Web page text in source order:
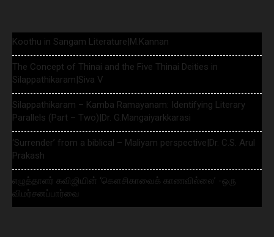
Koothu in Sangam Literature|M.Kannan
The Concept of Thinai and the Five Thinai Deities in
Silappathikaram|Siva V
Silappathikaram – Kamba Ramayanam: Identifying Literary
Parallels (Part – Two)|Dr. G.Mangaiyarkkarasi
‘Surrender’ from a biblical – Maliyam perspective|Dr. C.S. Arul
Prakash
எழுத்தாளர் கவிஜியின் ‘கௌசிகாவைக் காணவில்லை’ -ஒரு
விமர்சனப்பார்வை